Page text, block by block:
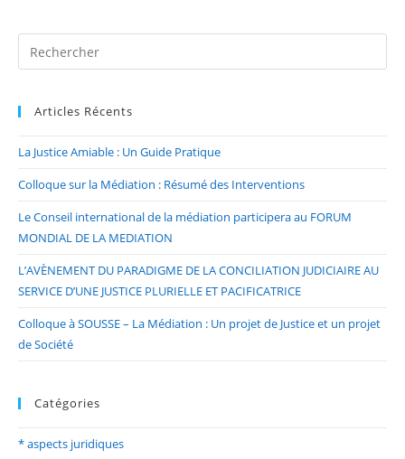
Articles Récents
La Justice Amiable : Un Guide Pratique
Colloque sur la Médiation : Résumé des Interventions
Le Conseil international de la médiation participera au FORUM
MONDIAL DE LA MEDIATION
L’AVÈNEMENT DU PARADIGME DE LA CONCILIATION JUDICIAIRE AU
SERVICE D’UNE JUSTICE PLURIELLE ET PACIFICATRICE
Colloque à SOUSSE – La Médiation : Un projet de Justice et un projet
de Société
Catégories
* aspects juridiques